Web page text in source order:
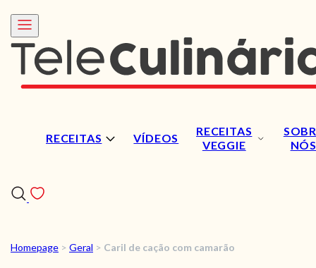
RECEITAS VÍDEOS
RECEITAS
VEGGIE
NÓS
RECEITAS
Homepage > Geral > Caril de cação com camarão